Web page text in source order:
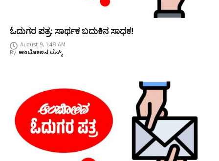
ಓದುಗರ ಪತ್ರ: ಸಾರ್ಥಕ ಬದುಕಿನ ಸಾಧಕ!
August 9, 1:48 AM
By ಆಂದೋಲನ ಡೆಸ್ಕ್